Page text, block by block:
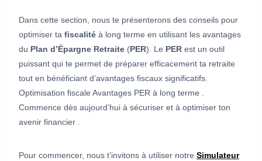
Dans cette section, nous te présenterons des conseils pour
optimiser ta fiscalité à long terme en utilisant les avantages
du Plan d’Épargne Retraite (PER). Le PER est un outil
puissant qui te permet de préparer efficacement ta retraite
tout en bénéficiant d’avantages fiscaux significatifs.
Optimisation fiscale Avantages PER à long terme .
Commence dès aujourd’hui à sécuriser et à optimiser ton
avenir financier .
Pour commencer, nous t’invitons à utiliser notre Simulateur